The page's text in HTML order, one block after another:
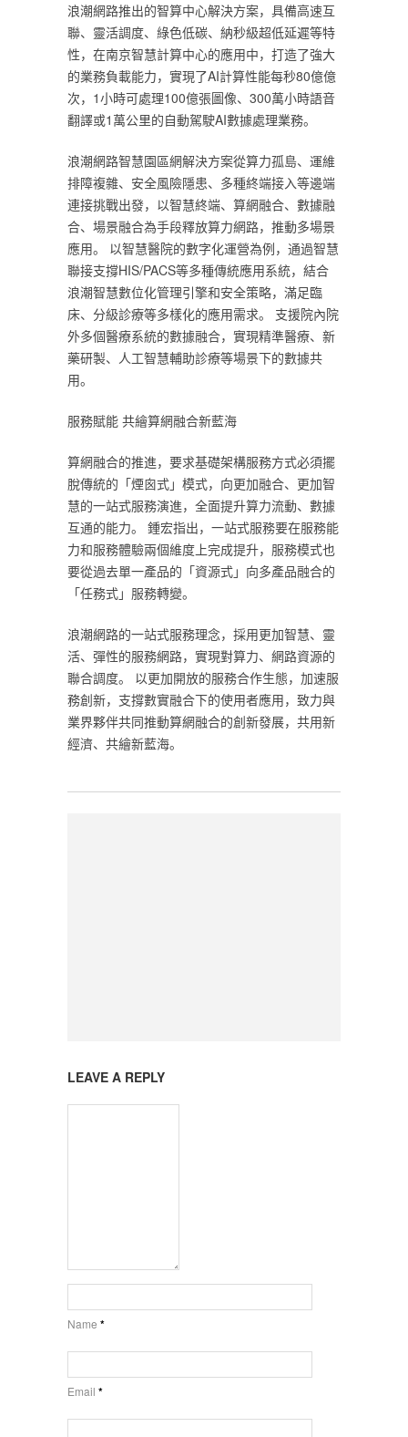
‎浪潮網路推出的智算中心解決方案，具備高速互
聯、靈活調度、綠色低碳、納秒級超低延遲等特
性，在南京智慧計算中心的應用中，打造了強大
的業務負載能力，實現了AI計算性能每秒80億億
次，1小時可處理100億張圖像、300萬小時語音
翻譯或1萬公里的自動駕駛AI數據處理業務。‎
‎浪潮網路智慧園區網解決方案從算力孤島、運維
排障複雜、安全風險隱患、多種終端接入等邊端
連接挑戰出發，以智慧終端、算網融合、數據融
合、場景融合為手段釋放算力網路，推動多場景
應用。 以智慧醫院的數字化運營為例，通過智慧
聯接支撐HIS/PACS等多種傳統應用系統，結合
浪潮智慧數位化管理引擎和安全策略，滿足臨
床、分級診療等多樣化的應用需求。 支援院內院
外多個醫療系統的數據融合，實現精準醫療、新
藥研製、人工智慧輔助診療等場景下的數據共
用。‎
‎服務賦能 共繪算網融合新藍海‎
‎算網融合的推進，要求基礎架構服務方式必須擺
脫傳統的「煙囪式」模式，向更加融合、更加智
慧的一站式服務演進，全面提升算力流動、數據
互通的能力。 鍾宏指出，一站式服務要在服務能
力和服務體驗兩個維度上完成提升，服務模式也
要從過去單一產品的「資源式」向多產品融合的
「任務式」服務轉變。‎
‎浪潮網路的一站式服務理念，採用更加智慧、靈
活、彈性的服務網路，實現對算力、網路資源的
聯合調度。 以更加開放的服務合作生態，加速服
務創新，支撐數實融合下的使用者應用，致力與
業界夥伴共同推動算網融合的創新發展，共用新
經濟、共繪新藍海。‎
LEAVE A REPLY
Name *
Email *